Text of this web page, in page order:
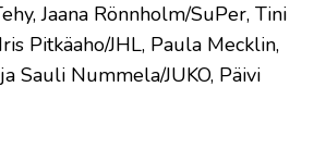
Jaana Rönnholm/SuPer, Tini
Pitkäaho/JHL, Paula Mecklin,
Sauli Nummela/JUKO, Päivi